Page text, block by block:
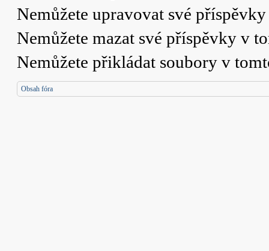
Nemůžete upravovat své
Nemůžete mazat své příspěvky v
Nemůžete přikládat soubory v
Obsah fóra